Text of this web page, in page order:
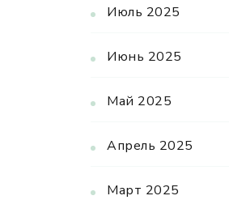
Июль 2025
Июнь 2025
Май 2025
Апрель 2025
Март 2025